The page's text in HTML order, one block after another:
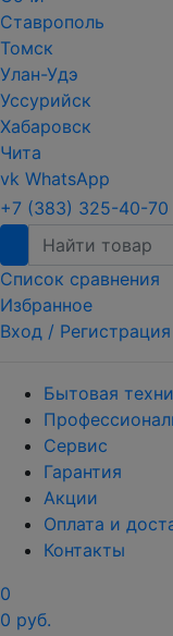
Ставрополь
Томск
Улан-Удэ
Уссурийск
Хабаровск
Чита
vk WhatsApp
+7 (383) 325-40-70
Список сравнения
Избранное
Вход / Регистрация
Бытовая
Сервис
Гарантия
Акции
Оплата и
Контакты
0
0 руб.